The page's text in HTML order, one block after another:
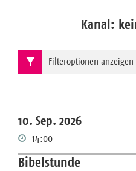
Kanal:
10. Sep. 2026
14:00
Bibelstunde
Filteroptionen anzeigen